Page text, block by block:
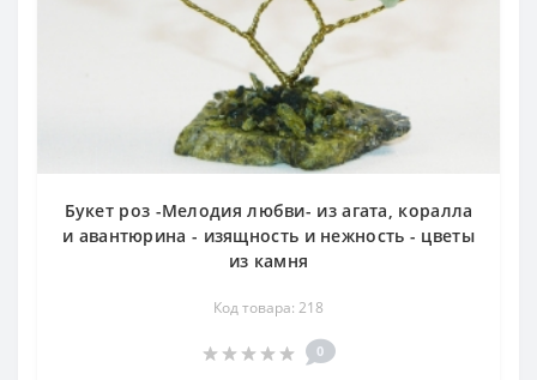
Букет роз -Мелодия любви- из агата, коралла
и авантюрина - изящность и нежность - цветы
из камня
Код товара: 218
0